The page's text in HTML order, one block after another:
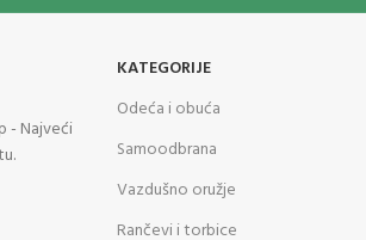
- Najveći
KATEGORIJE
Odeća i obuća
Samoodbrana
Vazdušno oružje
Rančevi i torbice